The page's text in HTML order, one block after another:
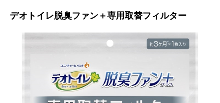
デオトイレ脱臭ファン＋専用取替フィルター